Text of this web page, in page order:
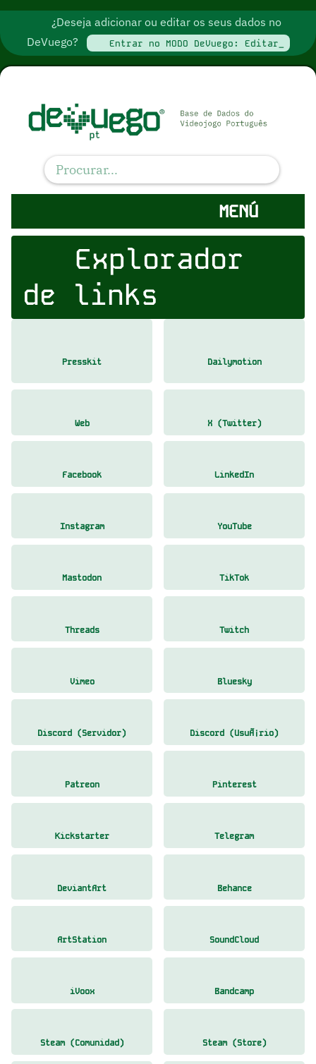
¿Deseja adicionar ou editar os seus dados no
DeVuego?
Entrar no MODO DeVuego: Editar_
MENÚ
Explorador
de links
Presskit Dailymotion
Web X (Twitter)
Facebook LinkedIn
Instagram YouTube
Mastodon TikTok
Threads Twitch
Vimeo Bluesky
Discord (Servidor) Discord (UsuÃ¡rio)
Patreon Pinterest
Kickstarter Telegram
DeviantArt Behance
ArtStation SoundCloud
iVoox Bandcamp
Steam (Comunidad) Steam (Store)